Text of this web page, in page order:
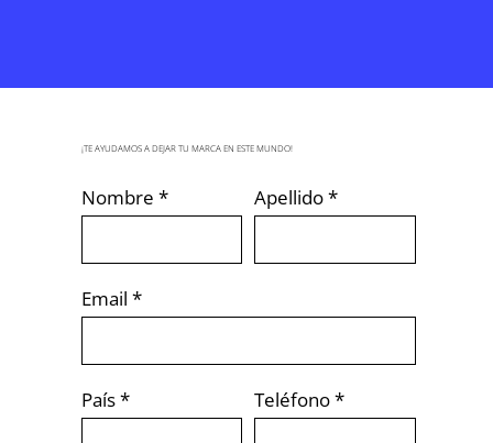
¡TE AYUDAMOS A DEJAR TU MARCA EN ESTE MUNDO!
Nombre Apellido
Email
País Teléfono